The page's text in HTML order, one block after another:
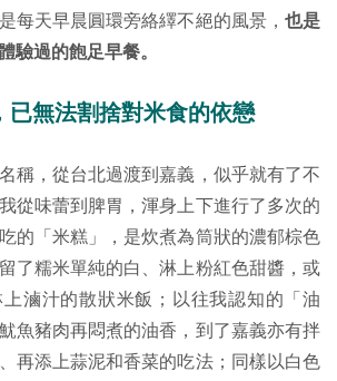
每天早晨圓環旁絡繹不絕的風景， 也是
驗過的飽足早餐。
已無法割捨對米食的依戀
稱，從台北過渡到嘉義，似乎就有了不
從味蕾到脾胃，渾身上下進行了多次的
的「米糕」，是炊煮為筒狀的濃郁棕色
了糯米單純的白、淋上粉紅色甜醬，或
滷汁的散狀米飯；以往我認知的「油
魚豬肉再悶煮的油香，到了嘉義亦有拌
再添上蒜泥和香菜的吃法；同樣以白色